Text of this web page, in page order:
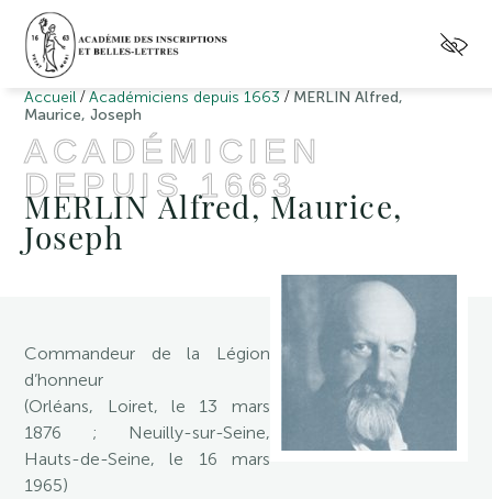
Accueil /Académiciens depuis 1663 / MERLIN Alfred,
Maurice, Joseph
ACADÉMICIEN
DEPUIS 1663
MERLIN Alfred, Maurice,
Joseph
Commandeur de la Légion
d’honneur
(Orléans, Loiret, le 13 mars
1876 ; Neuilly-sur-Seine,
Hauts-de-Seine, le 16 mars
1965)